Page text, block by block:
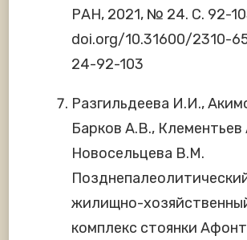
РАН, 2021, № 24. С. 92-
doi.org/10.31600/2310-
24-92-103
Разгильдеева И.И.,
Барков А.В., Клементьев
Новосельцева В.М.
жилищно-
комплекс стоянки